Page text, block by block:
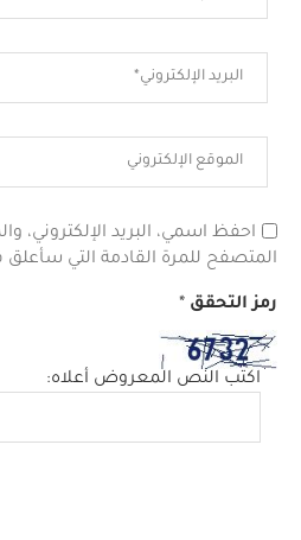
احفظ اسمي، البريد الإلكتروني،
المتصفح للمرة القادمة التي سأعلق
رمز التحقق *
اكتب النص المعروض أعلاه: